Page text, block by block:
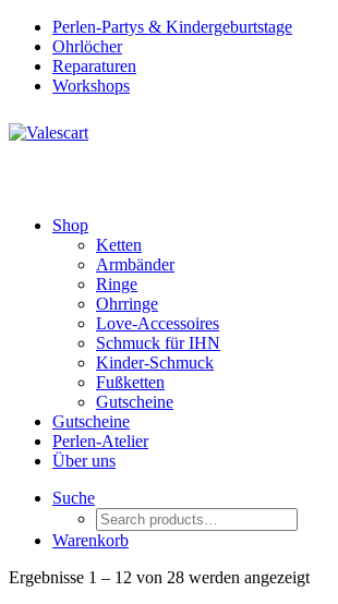
Perlen-Partys & Kindergeburtstage
Ohrlöcher
Reparaturen
Workshops
Shop
Ketten
Armbänder
Ringe
Ohrringe
Love-Accessoires
Schmuck für IHN
Kinder-Schmuck
Fußketten
Gutscheine
Gutscheine
Perlen-Atelier
Über uns
Suche
Warenkorb
Ergebnisse 1 – 12 von 28 werden angezeigtNach